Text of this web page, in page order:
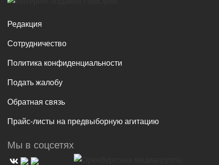
Редакция
Сотрудничество
Политика конфиденциальности
Подать жалобу
Обратная связь
Прайс-листы на предвыборную агитацию
Мы в соцсетях